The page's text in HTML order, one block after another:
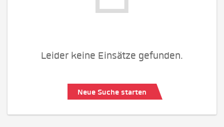
Leider keine Einsätze gefunden.
Neue Suche starten